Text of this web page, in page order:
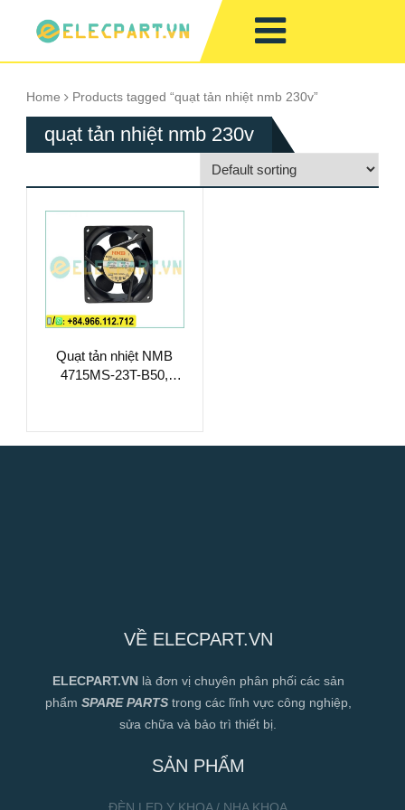
Home Products tagged “quạt tản nhiệt nmb 230v”
quạt tản nhiệt nmb 230v
Quạt tản nhiệt NMB
4715MS-23T-B50,
VỀ ELECPART.VN
ELECPART.VN là đơn vị chuyên phân phối các sản
phẩm SPARE PARTStrong các lĩnh vực công nghiệp,
sửa chữa và bảo trì thiết bị.
SẢN PHẨM
ĐÈN LED Y KHOA / NHA KHOA